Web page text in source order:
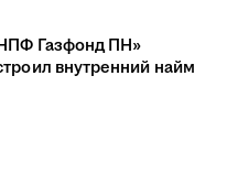
Газфонд ПН»
внутренний найм